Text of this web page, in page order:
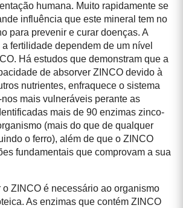
humana. Muito rapidamente se
influência que este mineral tem no
para prevenir e curar doenças. A
fertilidade dependem de um nível
Há estudos que demonstram que a
de absorver ZINCO devido à
nutrientes, enfraquece o sistema
mais vulneráveis perante as
mais de 90 enzimas zinco-
(mais do que de qualquer
o ferro), além de que o ZINCO
fundamentais que comprovam a sua
o ZINCO é necessário ao organismo
As enzimas que contém ZINCO